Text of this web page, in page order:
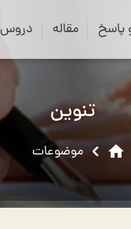
مقاله دروس search
close
تنوین
home موضوعات